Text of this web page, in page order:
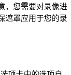
，您需要对录像进
遮罩应用于您的录